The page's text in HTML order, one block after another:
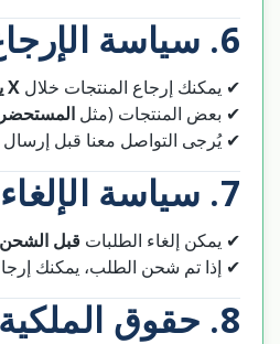
6. سياسة الإرجاع والاستبدال
✔ يمكنك إرجاع المنتجات خلال X يومًا
✔ بعض المنتجات (مثل
✔ يُرجى التواصل معنا قبل إرسال
7. سياسة الإلغاء والاسترداد
✔ يمكن إلغاء الطلبات قبل الشحن
✔ إذا تم شحن الطلب، يمكنك
8. حقوق الملكية الفكرية